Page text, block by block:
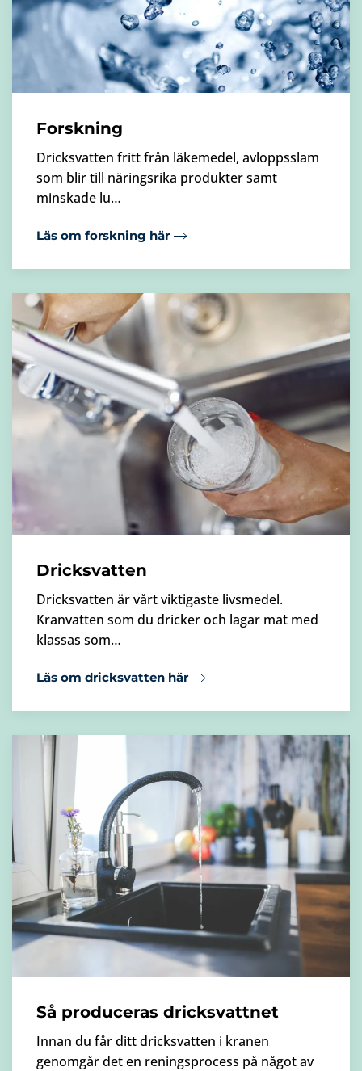
Forskning
Dricksvatten fritt från läkemedel, avloppsslam
som blir till näringsrika produkter samt
minskade lu…
Läs om forskning här
Dricksvatten
Dricksvatten är vårt viktigaste livsmedel.
Kranvatten som du dricker och lagar mat med
klassas som…
Läs om dricksvatten här
Så produceras dricksvattnet
Innan du får ditt dricksvatten i kranen
genomgår det en reningsprocess på något av